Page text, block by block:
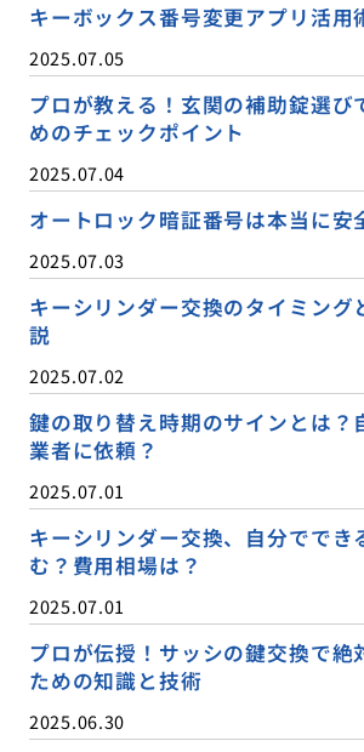
キーボックス番号変更アプリ活用
2025.07.05
プロが教える！玄関の補助錠選び
めのチェックポイント
2025.07.04
オートロック暗証番号は本当に安
2025.07.03
キーシリンダー交換のタイミング
説
2025.07.02
鍵の取り替え時期のサインとは？
業者に依頼？
2025.07.01
キーシリンダー交換、自分ででき
む？費用相場は？
2025.07.01
プロが伝授！サッシの鍵交換で絶
ための知識と技術
2025.06.30